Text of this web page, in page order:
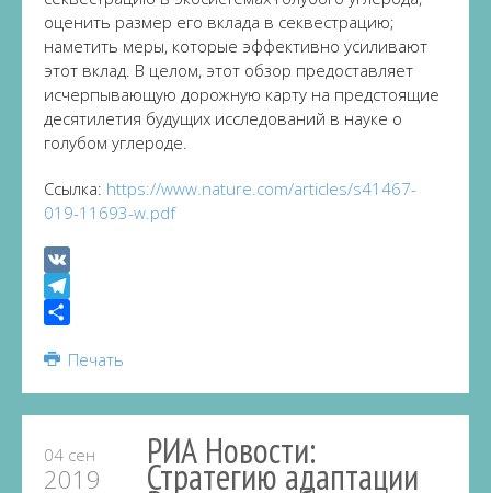
оценить размер его вклада в секвестрацию;
наметить меры, которые эффективно усиливают
этот вклад. В целом, этот обзор предоставляет
исчерпывающую дорожную карту на предстоящие
десятилетия будущих исследований в науке о
голубом углероде.
Ссылка: https://www.nature.com/articles/s41467-
019-11693-w.pdf
VK
Telegram
Печать
04 сен
2019
РИА Новости:
Стратегию адаптации